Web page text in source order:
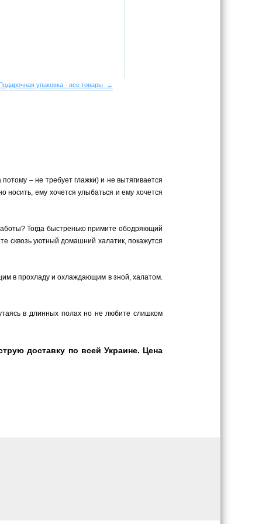
упаковка - все товары →
– не требует глажки) и не вытягивается
носить, ему хочется улыбаться и ему хочется
Тогда быстренько примите ободряющий
сквозь уютный домашний халатик, покажутся
в прохладу и охлаждающим в зной, халатом.
в длинных полах но не любите слишком
доставку по всей Украине. Цена